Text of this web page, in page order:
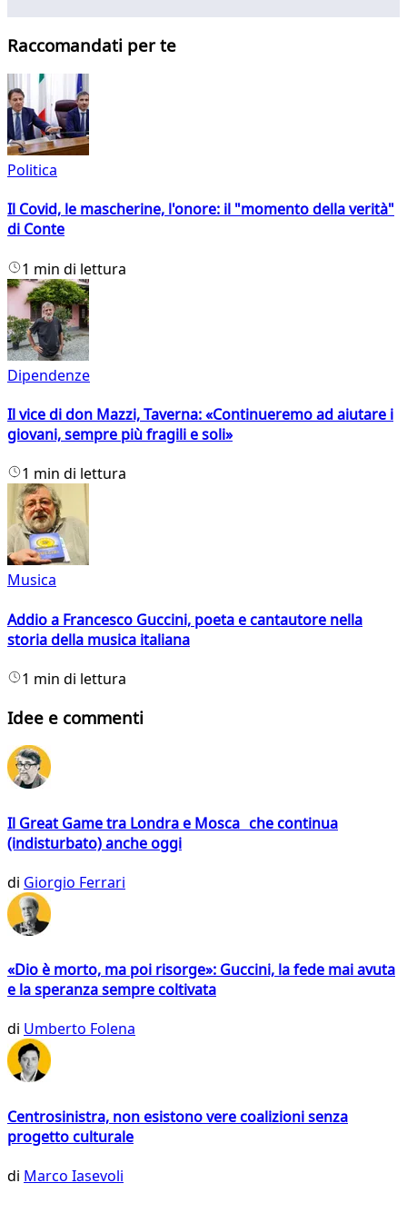
Raccomandati per te
Politica
Il Covid, le mascherine, l'onore: il "momento della verità"
di Conte
1 min di lettura
Dipendenze
Il vice di don Mazzi, Taverna: «Continueremo ad aiutare i
giovani, sempre più fragili e soli»
1 min di lettura
Musica
Addio a Francesco Guccini, poeta e cantautore nella
storia della musica italiana
1 min di lettura
Idee e commenti
Il Great Game tra Londra e Mosca che continua
(indisturbato) anche oggi
di Giorgio Ferrari
«Dio è morto, ma poi risorge»: Guccini, la fede mai avuta
e la speranza sempre coltivata
di Umberto Folena
Centrosinistra, non esistono vere coalizioni senza
progetto culturale
di Marco Iasevoli